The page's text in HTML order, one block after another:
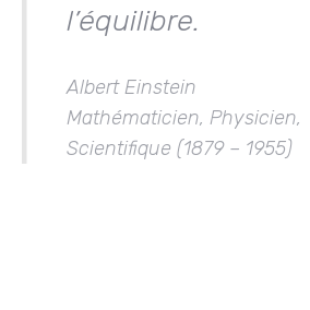
l’équilibre.
Albert Einstein
Mathématicien, Physicien,
Scientifique (1879 – 1955)